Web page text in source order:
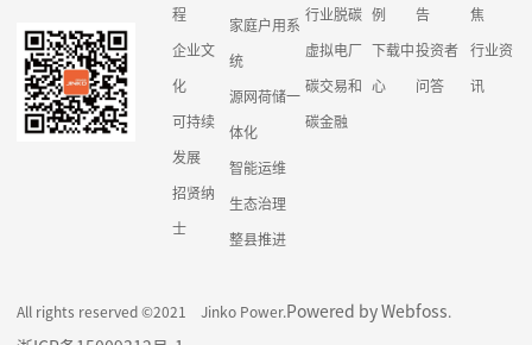
程
企业文
化
可持续
发展
招贤纳
士
家庭户用系
统
源网荷储一
体化
智能运维
生态治理
整县推进
行业脱碳
虚拟电厂
碳交易和
碳金融
例
下载中
心
告
投资者
问答
焦
行业资
讯
All rights reserved ©2021 Jinko Power.Powered by Webfoss.